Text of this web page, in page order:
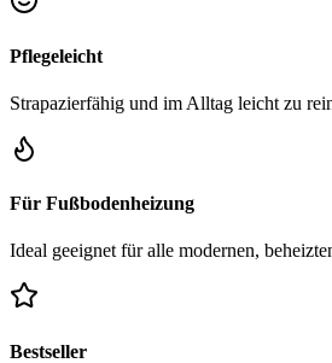
Pflegeleicht
Strapazierfähig und im Alltag leicht zu
Für Fußbodenheizung
Ideal geeignet für alle modernen,
Bestseller